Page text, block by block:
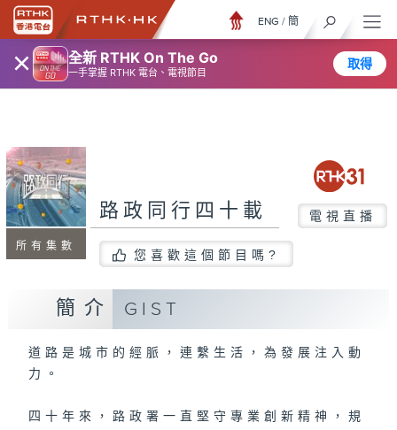
× 全新 RTHK On The Go
一手掌握 RTHK 電台、電視節目
取得
ENG / 簡
所有集數
路政同行四十載 電視直播
您喜歡這個節目嗎?
簡介 GIST
道路是城市的經脈，連繫生活，為發展注入動
力。
四十年來，路政署一直堅守專業創新精神，規